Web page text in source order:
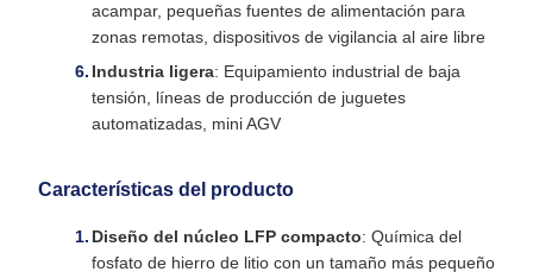
acampar, pequeñas fuentes de alimentación para
zonas remotas, dispositivos de vigilancia al aire libre
Industria ligera: Equipamiento industrial de baja
tensión, líneas de producción de juguetes
automatizadas, mini AGV
Características del producto
Diseño del núcleo LFP compacto: Química del
fosfato de hierro de litio con un tamaño más pequeño